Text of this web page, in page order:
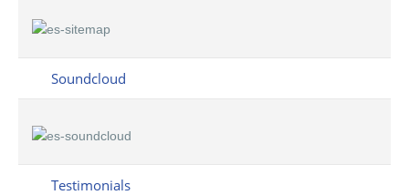
Soundcloud
Testimonials